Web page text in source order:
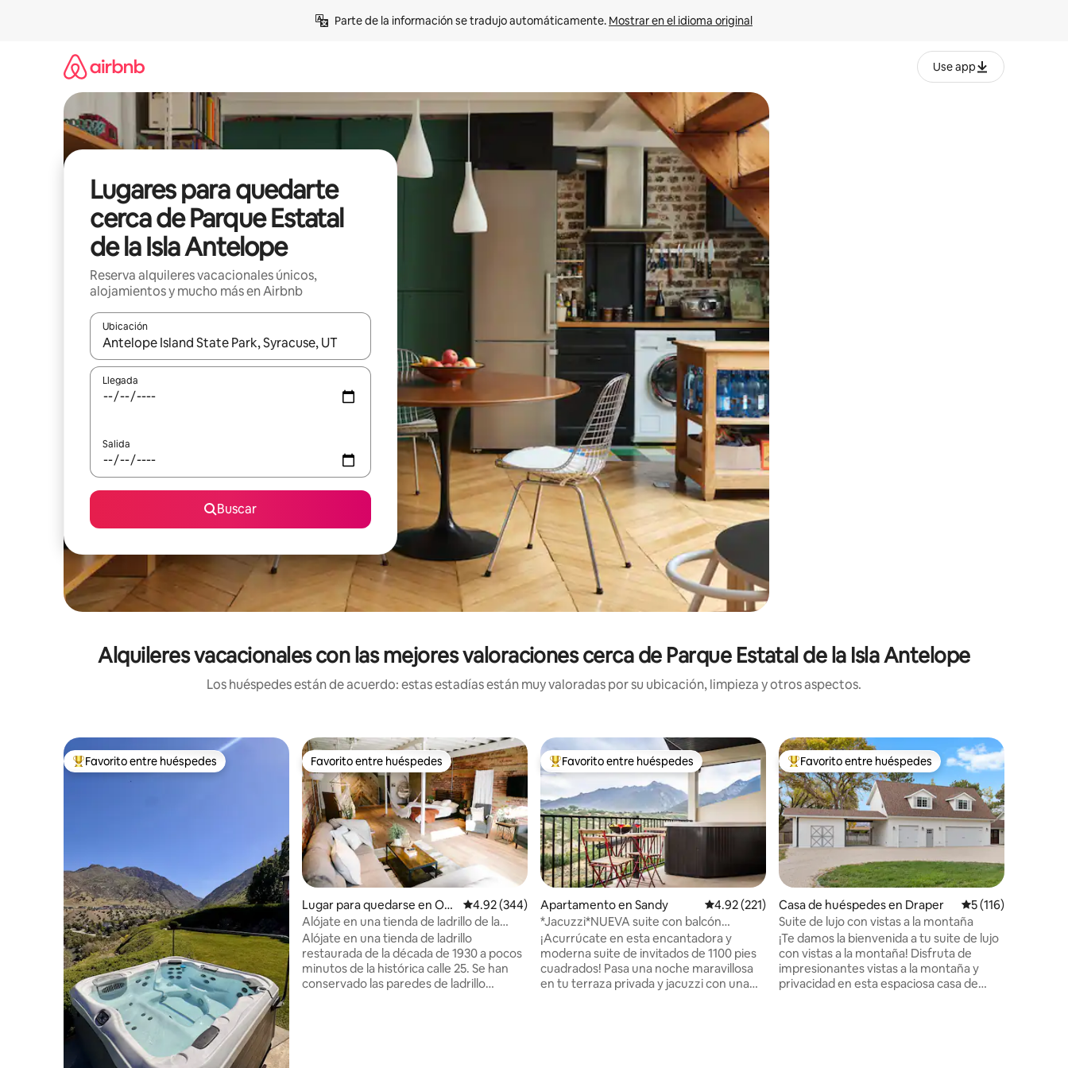
Parte de la información se tradujo automáticamente. Mostrar en el idioma original
Use app
Lugares para quedarte
cerca de Parque Estatal
de la Isla Antelope
Reserva alquileres vacacionales únicos,
alojamientos y mucho más en Airbnb
Ubicación
Cuando los resultados estén disponibles, navega con las teclas de flecha hacia arriba y hacia abajo o explora con el tacto o desliza el dedo.
Llegada
Salida
Buscar
Alquileres vacacionales con las mejores valoraciones cerca de Parque Estatal de la Isla Antelope
Los huéspedes están de acuerdo: estas estadías están muy valoradas por su ubicación, limpieza y otros aspectos.
Favorito entre huéspedes preferido
Favorito entre huéspedes Favorito entre huéspedes
Favorito entre huéspedes
Lugar para quedarse en Og
den
Calificación promedio: 4.92 de 5, 344 reseñas
4.92 (344)
Alójate en una tienda de ladrillo de la
década de 1930
Alójate en una tienda de ladrillo
restaurada de la década de 1930 a pocos
minutos de la histórica calle 25. Se han
conservado las paredes de ladrillo
Favorito entre huéspedes preferido
Favorito entre huéspedes
Apartamento en Sandy Calificación promedio: 4.92 de 5, 221 reseñas
4.92 (221)
*Jacuzzi*NUEVA suite con balcón
privado. Esquí cercano.
¡Acurrúcate en esta encantadora y
moderna suite de invitados de 1100 pies
cuadrados! Pasa una noche maravillosa
en tu terraza privada y jacuzzi con una
Favorito entre huéspedes preferido
Favorito entre huéspedes
Casa de huéspedes en Draper Calificación
5 (116)
Suite de lujo con vistas a la montaña
¡Te damos la bienvenida a tu suite de lujo
con vistas a la montaña! Disfruta de
impresionantes vistas a la montaña y
privacidad en esta espaciosa casa de